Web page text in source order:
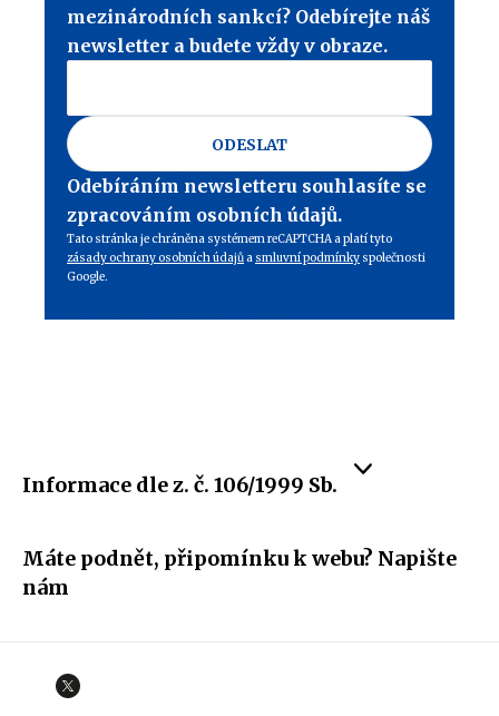
mezinárodních sankcí? Odebírejte náš
newsletter a budete vždy v obraze.
ODESLAT
Odebíráním newsletteru souhlasíte se
zpracováním osobních údajů.
Tato stránka je chráněna systémem reCAPTCHA a platí tyto
zásady ochrany osobních údajůa smluvní podmínky společnosti
Google.
Informace dle z. č. 106/1999 Sb.
Máte podnět, připomínku k webu? Napište
nám